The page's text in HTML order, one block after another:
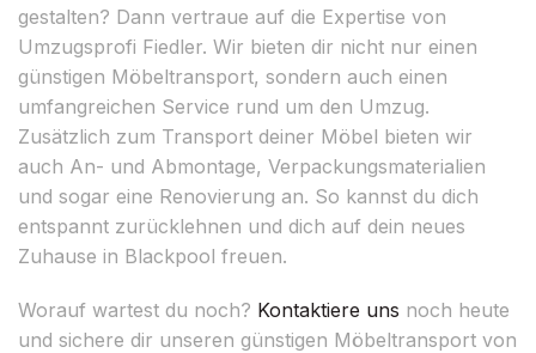
gestalten? Dann vertraue auf die Expertise von
Umzugsprofi Fiedler. Wir bieten dir nicht nur einen
günstigen Möbeltransport, sondern auch einen
umfangreichen Service rund um den Umzug.
Zusätzlich zum Transport deiner Möbel bieten wir
auch An- und Abmontage, Verpackungsmaterialien
und sogar eine Renovierung an. So kannst du dich
entspannt zurücklehnen und dich auf dein neues
Zuhause in Blackpool freuen.
Worauf wartest du noch? Kontaktiere uns noch heute
und sichere dir unseren günstigen Möbeltransport von